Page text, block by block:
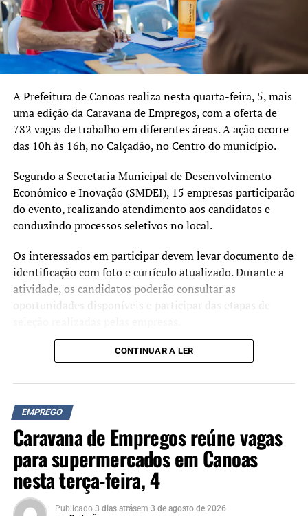
A Prefeitura de Canoas realiza nesta quarta-feira, 5, mais
uma edição da Caravana de Empregos, com a oferta de
782 vagas de trabalho em diferentes áreas. A ação ocorre
das 10h às 16h, no Calçadão, no Centro do município.
Segundo a Secretaria Municipal de Desenvolvimento
Econômico e Inovação (SMDEI), 15 empresas participarão
do evento, realizando atendimento aos candidatos e
conduzindo processos seletivos no local.
Os interessados em participar devem levar documento de
identificação com foto e currículo atualizado. Durante a
atividade, os candidatos poderão consultar as
oportunidades disponíveis e participar das etapas de
CONTINUAR A LER
EMPREGO
Caravana de Empregos reúne vagas
para supermercados em Canoas
nesta terça-feira, 4
Publicado 3 dias atrásem 3 de agosto de 2026